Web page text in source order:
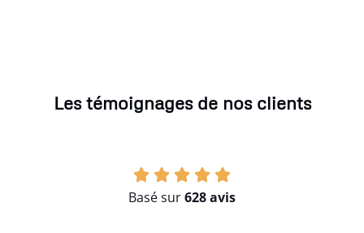
Les témoignages de nos clients
Basé sur628 avis